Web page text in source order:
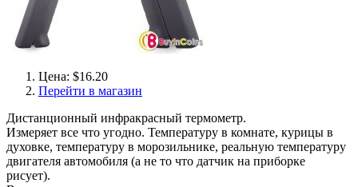
Цена: $16.20
Перейти в магазин
Дистанционный инфракрасный термометр.
Измеряет все что угодно. Температуру в комнате, курицы в
духовке, температуру в морозильнике, реальную температуру
двигателя автомобиля (а не то что датчик на приборке
рисует).